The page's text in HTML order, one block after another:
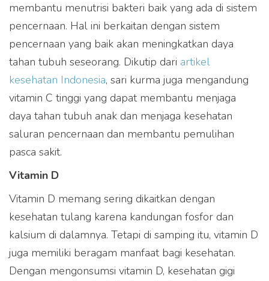
membantu menutrisi bakteri baik yang ada di sistem
pencernaan. Hal ini berkaitan dengan sistem
pencernaan yang baik akan meningkatkan daya
tahan tubuh seseorang. Dikutip dari artikel
kesehatan Indonesia, sari kurma juga mengandung
vitamin C tinggi yang dapat membantu menjaga
daya tahan tubuh anak dan menjaga kesehatan
saluran pencernaan dan membantu pemulihan
pasca sakit.
Vitamin D
Vitamin D memang sering dikaitkan dengan
kesehatan tulang karena kandungan fosfor dan
kalsium di dalamnya. Tetapi di samping itu, vitamin D
juga memiliki beragam manfaat bagi kesehatan.
Dengan mengonsumsi vitamin D, kesehatan gigi